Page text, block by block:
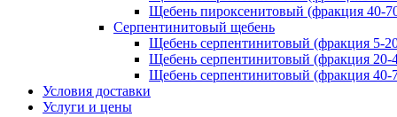
Щебень пироксенитовый (фракция 40-
Серпентинитовый щебень
Щебень серпентинитовый (фракция 5-
Щебень серпентинитовый (фракция 20-
Щебень серпентинитовый (фракция 40-
Условия доставки
Услуги и цены